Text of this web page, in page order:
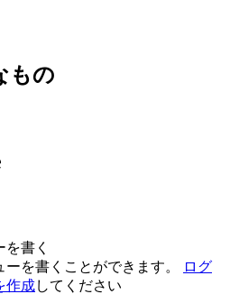
もの
書く
を書くことができます。
ログ
作成してください